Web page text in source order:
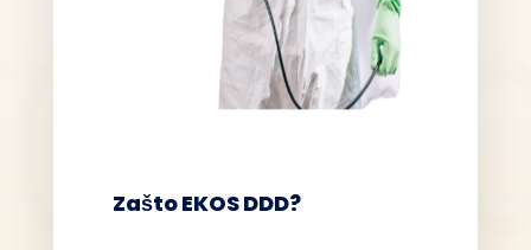
Zašto EKOS DDD?